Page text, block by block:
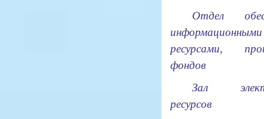
Отдел
информационными
ресурсами,
фондов
Зал
ресурсов